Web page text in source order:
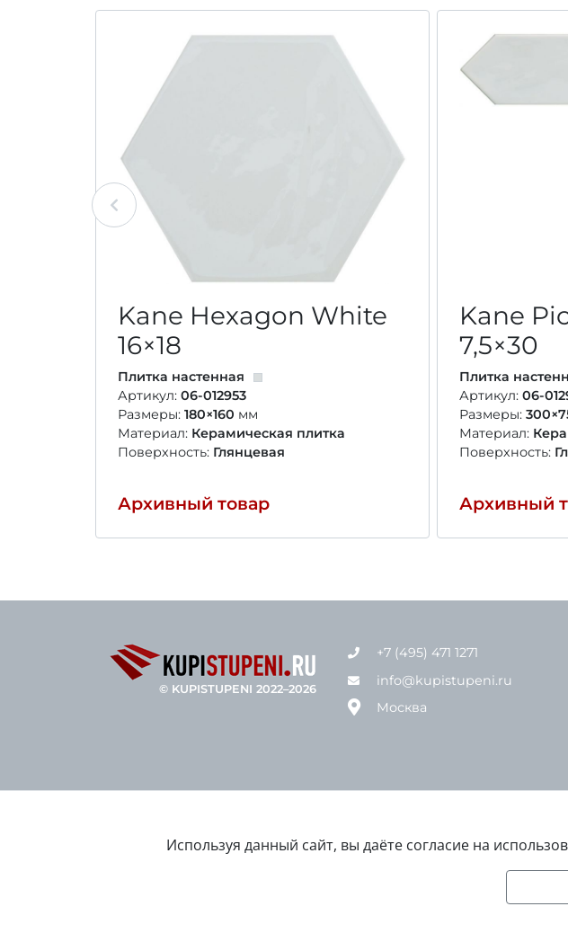
Kane Hexagon White
16×18
Плитка настенная
Артикул: 06-012953
Размеры: 180×160 мм
Материал: Керамическая плитка
Поверхность: Глянцевая
Архивный товар
Kane
7,5×30
Плитка
Артикул: 06-
Размеры:
Материал:
Поверхность:
Архивный
© KUPISTUPENI 2022–2026
+7 (495) 471 1271
info@kupistupeni.ru
Москва
Цены в интернет-магазине носят информационный характер и ни
Используя данный сайт, вы даёте согласие на